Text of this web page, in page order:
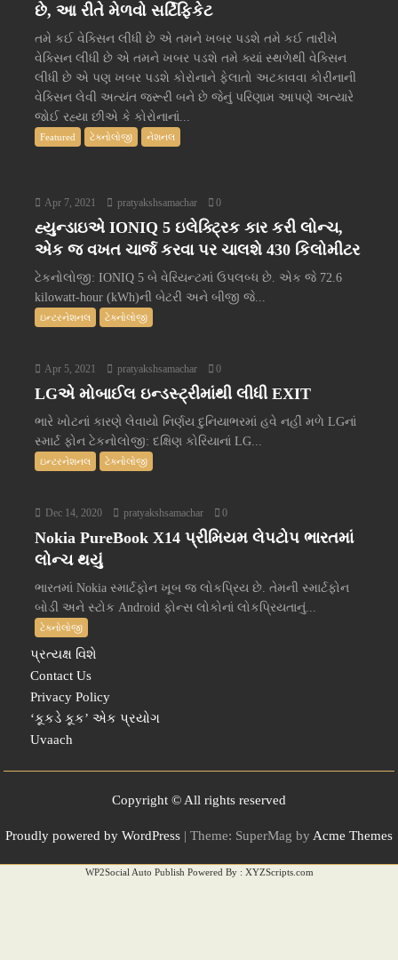
છે, આ રીતે મેળવો સર્ટિફિકેટ
તમે કઈ વેક્સિન લીધી છે એ તમને ખબર પડશે તમે કઈ તારીખે
વેક્સિન લીધી છે એ તમને ખબર પડશે તમે ક્યાં સ્થળેથી વેક્સિન
લીધી છે એ પણ ખબર પડશે કોરોનાને ફેલાતો અટકાવવા કોરીનાની
વેક્સિન લેવી અત્યંત જરૂરી બને છે જેનું પરિણામ આપણે અત્યારે
જોઈ રહ્યા છીએ કે કોરોનાનાં...
Featured ટેક્નોલોજી નેશનલ
Apr 7, 2021 pratyakshsamachar 0
હ્યુન્ડાઇએ IONIQ 5 ઇલેક્ટ્રિક કાર કરી લોન્ચ,
એક જ વખત ચાર્જ કરવા પર ચાલશે 430 કિલોમીટર
ટેકનોલોજી: IONIQ 5 બે વેરિયન્ટમાં ઉપલબ્ધ છે. એક જે 72.6
kilowatt-hour (kWh)ની બેટરી અને બીજી જે...
ઇન્ટરનેશનલ ટેક્નોલોજી
Apr 5, 2021 pratyakshsamachar 0
LGએ મોબાઈલ ઇન્ડસ્ટ્રીમાંથી લીધી EXIT
ભારે ખોટનાં કારણે લેવાયો નિર્ણય દુનિયાભરમાં હવે નહીં મળે LGનાં
સ્માર્ટ ફોન ટેકનોલોજી: દક્ષિણ કોરિયાનાં LG...
ઇન્ટરનેશનલ ટેક્નોલોજી
Dec 14, 2020 pratyakshsamachar 0
Nokia PureBook X14 પ્રીમિયમ લેપટોપ ભારતમાં
લોન્ચ થયું
ભારતમાં Nokia સ્માર્ટફોન ખૂબ જ લોકપ્રિય છે. તેમની સ્માર્ટફોન
બોડી અને સ્ટોક Android ફોન્સ લોકોનાં લોકપ્રિયતાનું...
ટેક્નોલોજી
પ્રત્યક્ષ વિશે
Contact Us
Privacy Policy
‘કૂકડે કૂક’ એક પ્રયોગ
Uvaach
Copyright © All rights reserved
Proudly powered by WordPress | Theme: SuperMag by Acme Themes
WP2Social Auto Publish Powered By : XYZScripts.com